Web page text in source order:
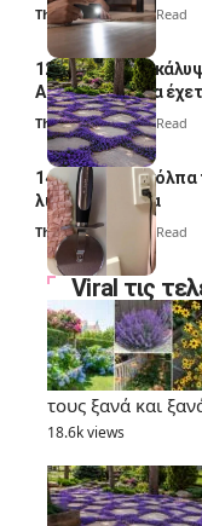
Thali Ombre4 Min Read
12 φυτά
Αύγουστο για να
Thali Ombre7 Min Read
14 πανέξυπνα κόλπα
λύσουν τα χέρια
Thali Ombre 6 Min Read
Viral τις
τους ξανά και
18.6k views